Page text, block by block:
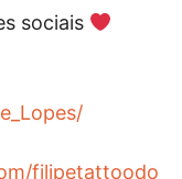
sociais
filipetattoodo